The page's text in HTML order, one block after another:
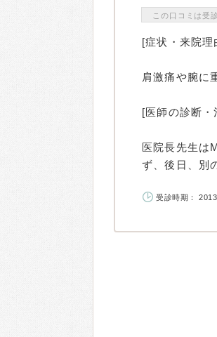
この口コミは受
[症状・来院理
肩激痛や腕に
[医師の診断・
医院長先生は
ず、後日、別
受診時期：